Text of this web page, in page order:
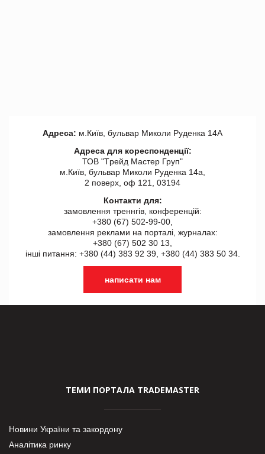
Адреса: м.Київ, бульвар Миколи Руденка 14А
Адреса для кореспонденції:
ТОВ "Tрейд Мастер Груп"
м.Київ, бульвар Миколи Руденка 14а,
2 поверх, оф 121, 03194
Контакти для:
замовлення треннгів, конференцій:
+380 (67) 502-99-00,
замовлення реклами на порталі, журналах:
+380 (67) 502 30 13,
інші питання: +380 (44) 383 92 39, +380 (44) 383 50 34.
написати нам
ТЕМИ ПОРТАЛА TRADEMASTER
Новини України та закордону
Аналітика ринку